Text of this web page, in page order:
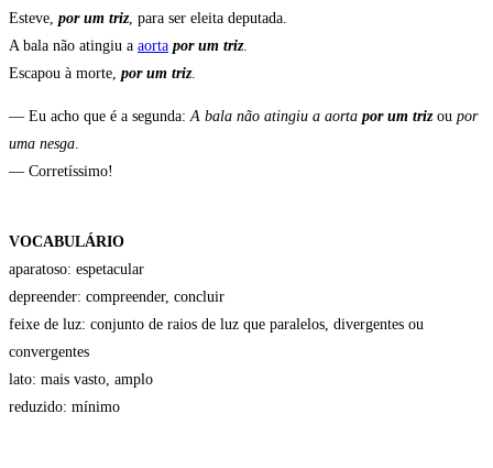
Esteve, por um triz, para ser eleita deputada.
A bala não atingiu a aorta por um triz.
Escapou à morte, por um triz.
— Eu acho que é a segunda:A bala não atingiu a aorta por um triz ou por
uma nesga.
— Corretíssimo!
VOCABULÁRIO
aparatoso: espetacular
depreender: compreender, concluir
feixe de luz: conjunto de raios de luz que paralelos, divergentes ou
convergentes
lato: mais vasto, amplo
reduzido: mínimo